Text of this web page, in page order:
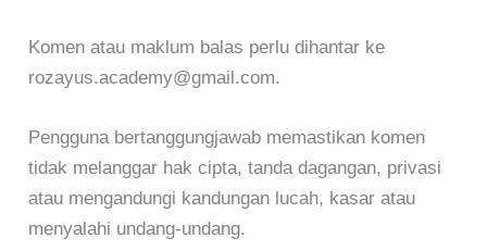
Komen atau maklum balas perlu dihantar ke
rozayus.academy@gmail.com.
Pengguna bertanggungjawab memastikan komen
tidak melanggar hak cipta, tanda dagangan, privasi
atau mengandungi kandungan lucah, kasar atau
menyalahi undang-undang.